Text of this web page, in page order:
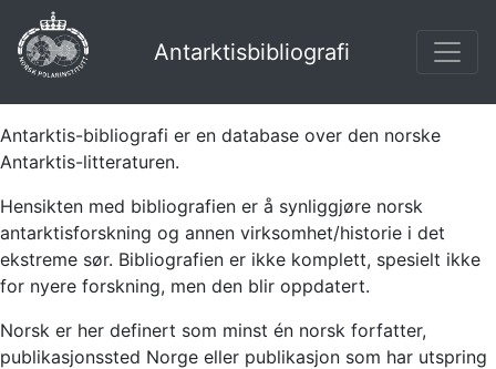
Antarktisbibliografi
Antarktis-bibliografi er en database over den norske
Antarktis-litteraturen.
Hensikten med bibliografien er å synliggjøre norsk
antarktisforskning og annen virksomhet/historie i det
ekstreme sør. Bibliografien er ikke komplett, spesielt ikke
for nyere forskning, men den blir oppdatert.
Norsk er her definert som minst én norsk forfatter,
publikasjonssted Norge eller publikasjon som har utspring